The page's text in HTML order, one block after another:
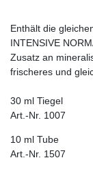
Enthält die
INTENSIVE
Zusatz an
frischeres und
30 ml Tiegel
Art.-Nr. 1007
10 ml Tube
Art.-Nr. 1507